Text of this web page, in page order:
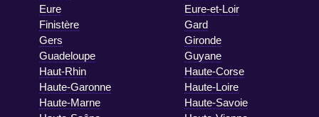
Eure
Eure-et-Loir
Finistère
Gard
Gers
Gironde
Guadeloupe
Guyane
Haut-Rhin
Haute-Corse
Haute-Garonne
Haute-Loire
Haute-Marne
Haute-Savoie